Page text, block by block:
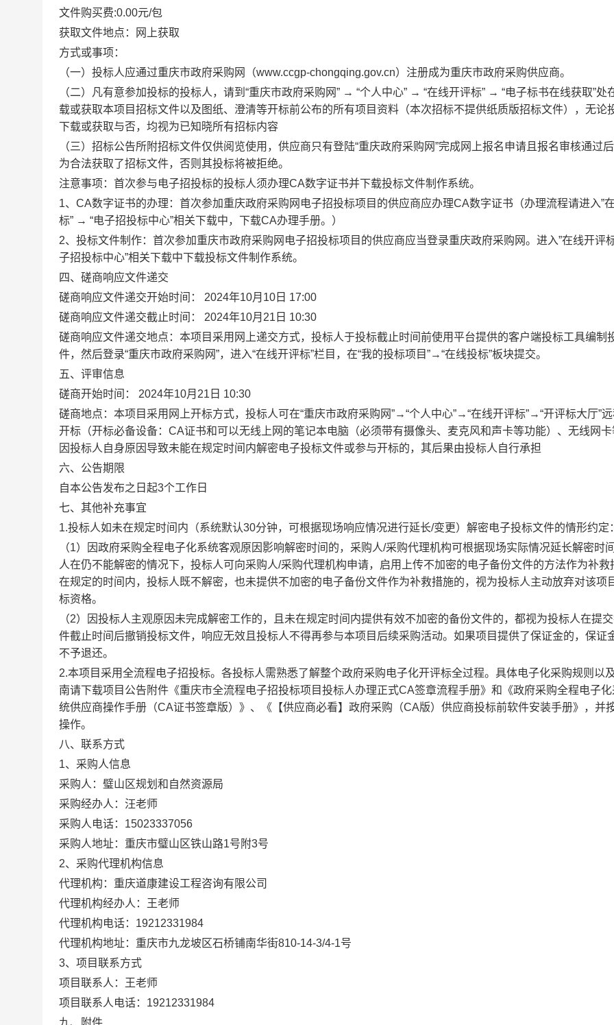
文件购买费:0.00元/包
获取文件地点：网上获取
方式或事项：
（一）投标人应通过重庆市政府采购网（www.ccgp-chongqing.gov.cn）注册成为重庆市政府采购供应商。
（二）凡有意参加投标的投标人，请到“重庆市政府采购网” → “个人中心” → “在线开评标” → “电子标书在线获取”处
载或获取本项目招标文件以及图纸、澄清等开标前公布的所有项目资料（本次招标不提供纸质版招标文件），无论
下载或获取与否，均视为已知晓所有招标内容
（三）招标公告所附招标文件仅供阅览使用，供应商只有登陆“重庆政府采购网”完成网上报名申请且报名审核通过
为合法获取了招标文件，否则其投标将被拒绝。
注意事项：首次参与电子招投标的投标人须办理CA数字证书并下载投标文件制作系统。
1、CA数字证书的办理：首次参加重庆政府采购网电子招投标项目的供应商应办理CA数字证书（办理流程请进入”
标” → “电子招投标中心”相关下载中，下载CA办理手册。）
2、投标文件制作：首次参加重庆市政府采购网电子招投标项目的供应商应当登录重庆政府采购网。进入”在线开评
子招投标中心”相关下载中下载投标文件制作系统。
四、磋商响应文件递交
磋商响应文件递交开始时间： 2024年10月10日 17:00
磋商响应文件递交截止时间： 2024年10月21日 10:30
磋商响应文件递交地点：本项目采用网上递交方式，投标人于投标截止时间前使用平台提供的客户端投标工具编制
件，然后登录“重庆市政府采购网”，进入“在线开评标”栏目，在“我的投标项目”→“在线投标”板块提交。
五、评审信息
磋商开始时间： 2024年10月21日 10:30
磋商地点：本项目采用网上开标方式，投标人可在“重庆市政府采购网”→“个人中心”→“在线开评标”→“开评标大厅”
开标（开标必备设备：CA证书和可以无线上网的笔记本电脑（必须带有摄像头、麦克风和声卡等功能）、无线网
因投标人自身原因导致未能在规定时间内解密电子投标文件或参与开标的，其后果由投标人自行承担
六、公告期限
自本公告发布之日起3个工作日
七、其他补充事宜
1.投标人如未在规定时间内（系统默认30分钟，可根据现场响应情况进行延长/变更）解密电子投标文件的情形约定
（1）因政府采购全程电子化系统客观原因影响解密时间的，采购人/采购代理机构可根据现场实际情况延长解密时
人在仍不能解密的情况下，投标人可向采购人/采购代理机构申请，启用上传不加密的电子备份文件的方法作为补救
在规定的时间内，投标人既不解密，也未提供不加密的电子备份文件作为补救措施的，视为投标人主动放弃对该项
标资格。
（2）因投标人主观原因未完成解密工作的，且未在规定时间内提供有效不加密的备份文件的，都视为投标人在提
件截止时间后撤销投标文件，响应无效且投标人不得再参与本项目后续采购活动。如果项目提供了保证金的，保证
不予退还。
2.本项目采用全流程电子招投标。各投标人需熟悉了解整个政府采购电子化开评标全过程。具体电子化采购规则以
南请下载项目公告附件《重庆市全流程电子招投标项目投标人办理正式CA签章流程手册》和《政府采购全程电子
统供应商操作手册（CA证书签章版）》、《【供应商必看】政府采购（CA版）供应商投标前软件安装手册》，并
操作。
八、联系方式
1、采购人信息
采购人：璧山区规划和自然资源局
采购经办人：汪老师
采购人电话：15023337056
采购人地址：重庆市璧山区铁山路1号附3号
2、采购代理机构信息
代理机构：重庆道康建设工程咨询有限公司
代理机构经办人：王老师
代理机构电话：19212331984
代理机构地址：重庆市九龙坡区石桥铺南华街810-14-3/4-1号
3、项目联系方式
项目联系人：王老师
项目联系人电话：19212331984
九、附件